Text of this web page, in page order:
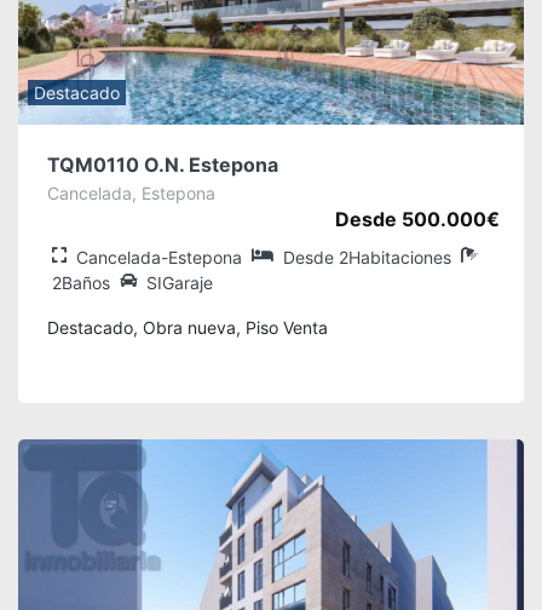
Desde 500.000€
Destacado
TQM0110 O.N. Estepona
Cancelada, Estepona
Cancelada-Estepona
Desde 2Habitaciones
2Baños
SIGaraje
Destacado, Obra nueva, Piso Venta